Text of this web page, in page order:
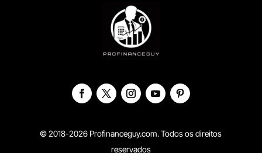
© 2018-2026 Profinanceguy.com. Todos os direitos
reservados